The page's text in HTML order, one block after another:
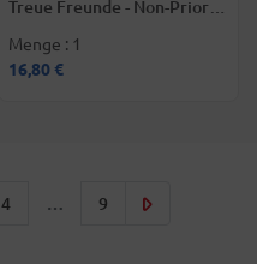
Treue Freunde - Non-Prior-
Menge : 1
16,80 €
Seite
4 … 9